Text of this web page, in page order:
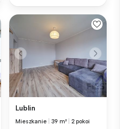
Lublin
Mieszkanie 39 m² 2 pokoi